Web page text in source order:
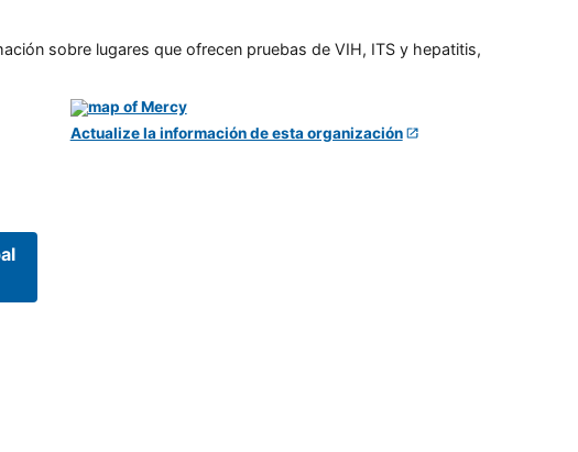
sobre lugares que ofrecen pruebas de VIH, ITS y hepatitis,
Actualize la información de esta organización